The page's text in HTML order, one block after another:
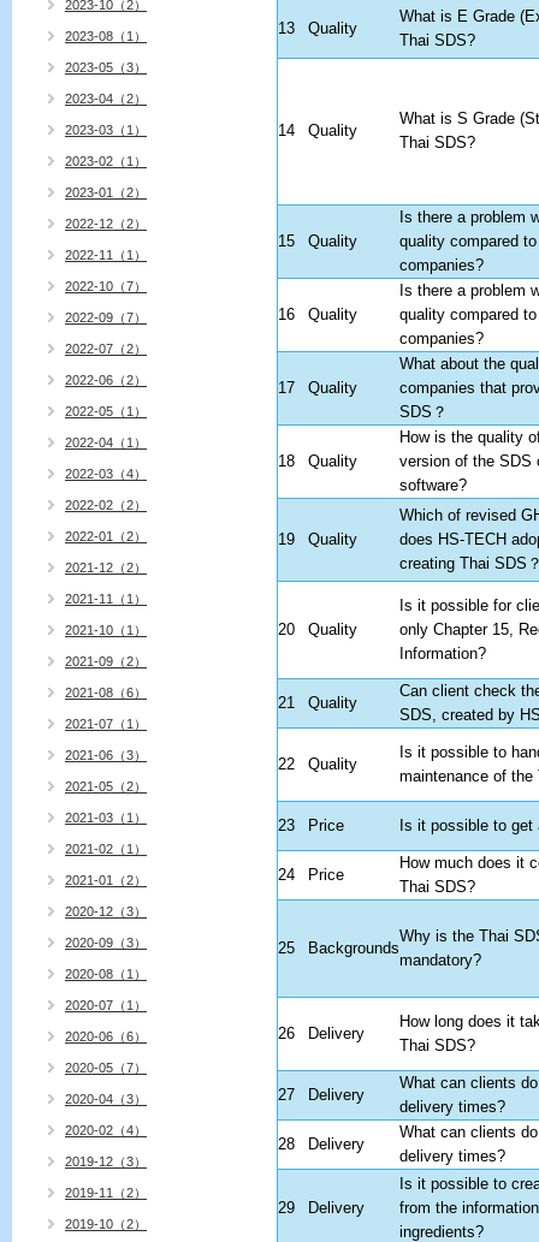
13 Quality
What is E Grade
Thai SDS?
14 Quality
What is S Grade
Thai SDS?
15 Quality
Is there a problem
quality compared
companies?
16 Quality
Is there a problem
quality compared
companies?
17 Quality
What about the
companies that
SDS ？
18 Quality
How is the quality
version of the SDS
software?
19 Quality
Which of revised
does HS-TECH
creating Thai SDS
20 Quality
Is it possible for
only Chapter 15,
Information?
21 Quality
Can client check
SDS, created by
22 Quality
Is it possible to
maintenance of the
23 Price Is it possible to get
24 Price
How much does it
Thai SDS?
25 Backgrounds
Why is the Thai
mandatory?
26 Delivery
How long does it
Thai SDS?
27 Delivery
What can clients
delivery times?
28 Delivery
What can clients
delivery times?
29 Delivery
Is it possible to
from the
ingredients?
2023-10（2）
2023-08（1）
2023-05（3）
2023-04（2）
2023-03（1）
2023-02（1）
2023-01（2）
2022-12（2）
2022-11（1）
2022-10（7）
2022-09（7）
2022-07（2）
2022-06（2）
2022-05（1）
2022-04（1）
2022-03（4）
2022-02（2）
2022-01（2）
2021-12（2）
2021-11（1）
2021-10（1）
2021-09（2）
2021-08（6）
2021-07（1）
2021-06（3）
2021-05（2）
2021-03（1）
2021-02（1）
2021-01（2）
2020-12（3）
2020-09（3）
2020-08（1）
2020-07（1）
2020-06（6）
2020-05（7）
2020-04（3）
2020-02（4）
2019-12（3）
2019-11（2）
2019-10（2）